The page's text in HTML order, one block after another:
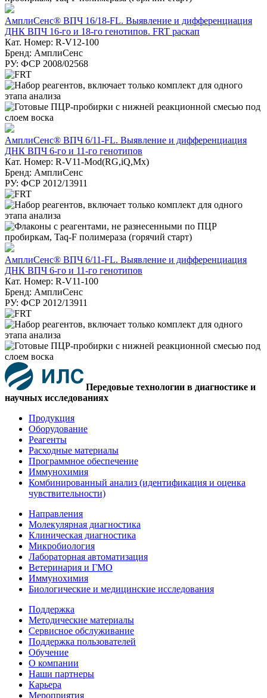
АмплиСенс® ВПЧ 16/18-FL. Выявление и дифференциация
ДНК ВПЧ 16-го и 18-го генотипов. FRT раскап
Кат. Номер: R-V12-100
Бренд: АмплиСенс
РУ: ФСР 2008/02568
АмплиСенс® ВПЧ 6/11-FL. Выявление и дифференциация
ДНК ВПЧ 6-го и 11-го генотипов
Кат. Номер: R-V11-Mod(RG,iQ,Mx)
Бренд: АмплиСенс
РУ: ФСР 2012/13911
АмплиСенс® ВПЧ 6/11-FL. Выявление и дифференциация
ДНК ВПЧ 6-го и 11-го генотипов
Кат. Номер: R-V11-100
Бренд: АмплиСенс
РУ: ФСР 2012/13911
Передовые технологии в диагностике и
научных исследованиях
Продукция
Оборудование
Реагенты
Расходные материалы
Программное обеспечение
Иммунохимия
Комбинированный анализ (идентификация и оценка
чувствительности)
Направления
Молекулярная диагностика
Клиническая диагностика
Микробиология
Лабораторная автоматизация
Ветеринария и ГМО
Иммунохимия
Биологические и медицинские исследования
Поддержка
Методические материалы
Сервисное обслуживание
Поддержка пользователей
Обучение
О компании
Наши партнеры
Карьера
Мероприятия